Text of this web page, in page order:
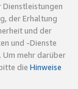
Dienstleistungen
der Erhaltung
und der
und -Dienste
Um mehr darüber
die Hinweise